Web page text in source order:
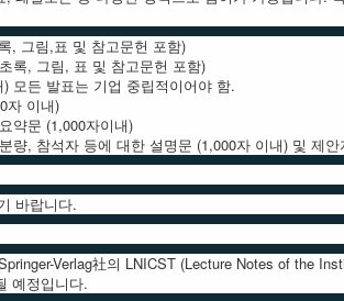
, 그림,표 및 참고문헌 포함)
록, 그림, 표 및 참고문헌 포함)
모든 발표는 기업 중립적이어야 함.
자 이내)
약문 (1,000자이내)
량, 참석자 등에 대한 설명문 (1,000자 이내) 및 제
바랍니다.
Verlag社의 LNICST (Lecture Notes of the
예정입니다.